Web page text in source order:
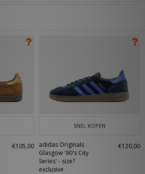
€105,00
SNEL KOPEN
adidas Originals
Glasgow '90's City
Series' - size?
exclusive
€120,00